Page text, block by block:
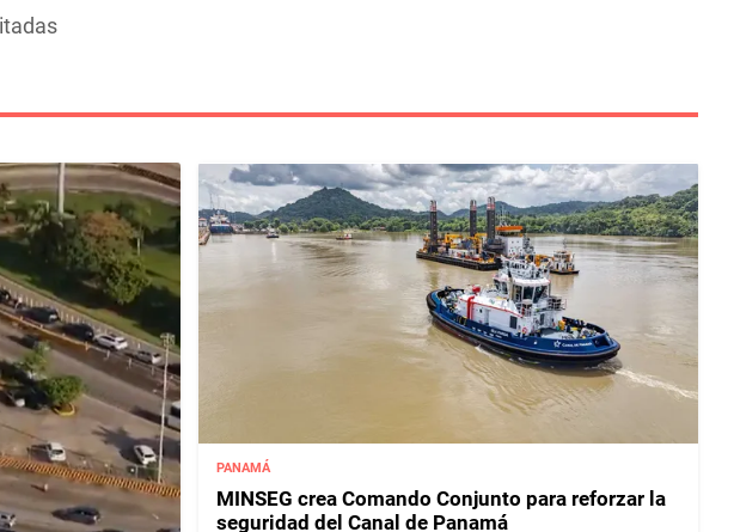
PANAMÁ
MINSEG crea Comando Conjunto para reforzar la
seguridad del Canal de Panamá